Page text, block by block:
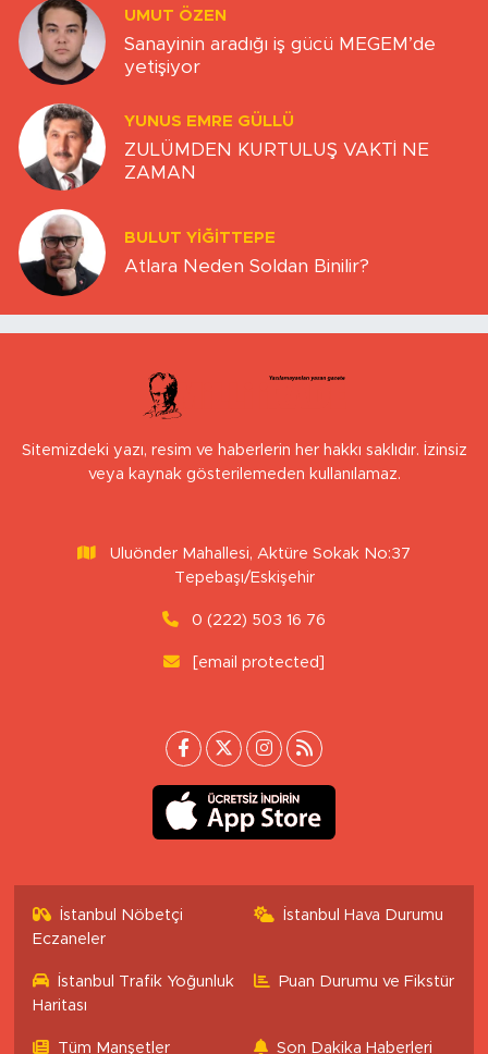
UMUT ÖZEN
Sanayinin aradığı iş gücü MEGEM’de
yetişiyor
YUNUS EMRE GÜLLÜ
ZULÜMDEN KURTULUŞ VAKTİ NE
ZAMAN
BULUT YİĞİTTEPE
Atlara Neden Soldan Binilir?
Sitemizdeki yazı, resim ve haberlerin her hakkı saklıdır. İzinsiz
veya kaynak gösterilemeden kullanılamaz.
Uluönder Mahallesi, Aktüre Sokak No:37
Tepebaşı/Eskişehir
0 (222) 503 16 76
[email protected]
İstanbul Nöbetçi
Eczaneler
İstanbul Hava Durumu
İstanbul Trafik Yoğunluk
Haritası
Puan Durumu ve Fikstür
Tüm Manşetler Son Dakika Haberleri